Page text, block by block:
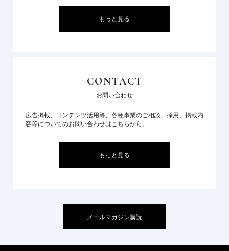
もっと見る
CONTACT
お問い合わせ
広告掲載、コンテンツ活用等、各種事業のご相談、採用、掲載内
容等についてのお問い合わせはこちらから。
もっと見る
メールマガジン購読